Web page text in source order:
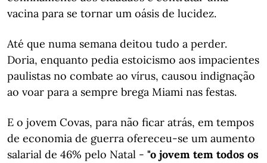
vacina para se tornar um oásis de lucidez.
Até que numa semana deitou tudo a perder.
Doria, enquanto pedia estoicismo aos impacientes
paulistas no combate ao vírus, causou indignação
ao voar para a sempre brega Miami nas festas.
E o jovem Covas, para não ficar atrás, em tempos
de economia de guerra ofereceu-se um aumento
salarial de 46% pelo Natal - "o jovem tem todos os